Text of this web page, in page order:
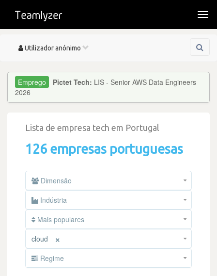
Toggle
Utilizador anónimo
Pictet Tech: LIS - Senior AWS Data Engineers
2026
Lista de empresa tech em Portugal
126 empresas portuguesas
Dimensão
Indústria
Mais populares
×
cloud
Regime